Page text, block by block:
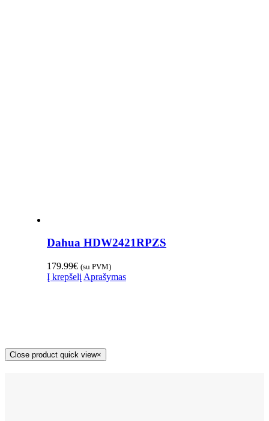
Dahua HDW2421RPZS
179.99€ (su PVM)
Į krepšelį Aprašymas
Close product quick view×